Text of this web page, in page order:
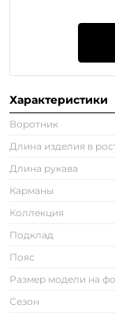
Характеристики
Воротник
Длина изделия в
Длина рукава
Карманы
Коллекция
Подклад
Пояс
Размер модели на
Сезон